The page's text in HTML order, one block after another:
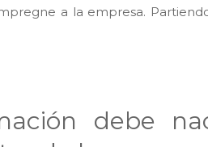
a la empresa.
debe